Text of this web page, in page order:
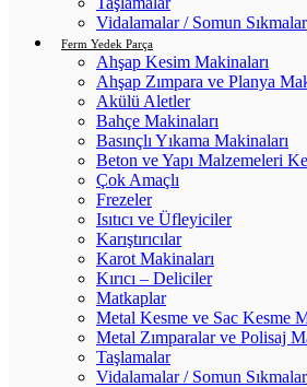
Vidalamalar / Somun Sıkmalar
Ferm Yedek Parça
Ahşap Kesim Makinaları
Ahşap Zımpara ve Planya
Akülü Aletler
Bahçe Makinaları
Basınçlı Yıkama Makinaları
Beton ve Yapı Malzemeleri
Çok Amaçlı
Frezeler
Isıtıcı ve Üfleyiciler
Karıştırıcılar
Karot Makinaları
Kırıcı – Deliciler
Matkaplar
Metal Kesme ve Sac Kesme
Metal Zımparalar ve Polisaj
Taşlamalar
Vidalamalar / Somun Sıkmalar